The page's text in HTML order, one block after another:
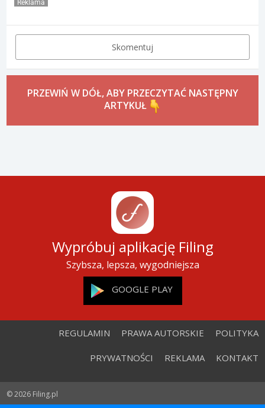
Reklama
Skomentuj
PRZEWIŃ W DÓŁ, ABY PRZECZYTAĆ NASTĘPNY
ARTYKUŁ
Wypróbuj aplikację Filing
Szybsza, lepsza, wygodniejsza
GOOGLE PLAY
REGULAMIN PRAWA AUTORSKIE POLITYKA
PRYWATNOŚCI REKLAMA KONTAKT
© 2026 Filing.pl